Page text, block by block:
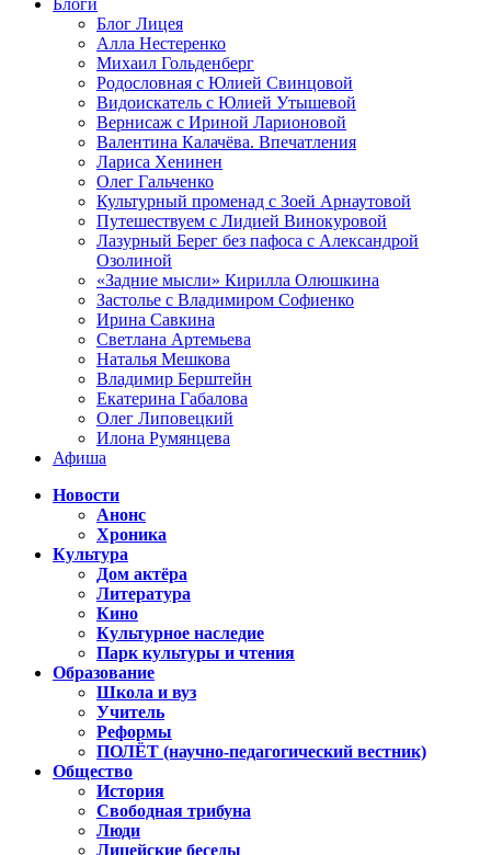
Блоги
Блог Лицея
Алла Нестеренко
Михаил Гольденберг
Родословная с Юлией Свинцовой
Видоискатель с Юлией Утышевой
Вернисаж с Ириной Ларионовой
Валентина Калачёва. Впечатления
Лариса Хенинен
Олег Гальченко
Культурный променад с Зоей Арнаутовой
Путешествуем с Лидией Винокуровой
Лазурный Берег без пафоса с Александрой
Озолиной
«Задние мысли» Кирилла Олюшкина
Застолье с Владимиром Софиенко
Ирина Савкина
Светлана Артемьева
Наталья Мешкова
Владимир Берштейн
Екатерина Габалова
Олег Липовецкий
Илона Румянцева
Афиша
Новости
Анонс
Хроника
Культура
Дом актёра
Литература
Кино
Культурное наследие
Парк культуры и чтения
Образование
Школа и вуз
Учитель
Реформы
ПОЛЁТ (научно-педагогический вестник)
Общество
История
Свободная трибуна
Люди
Лицейские беседы